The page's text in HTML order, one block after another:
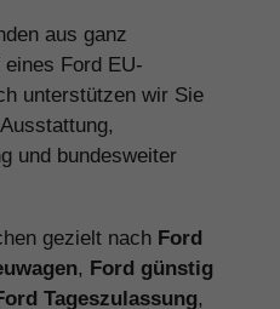
aus ganz
Ford EU-
unterstützen wir Sie
und bundesweiter
gezielt nach Ford
, Ford günstig
Tageszulassung,